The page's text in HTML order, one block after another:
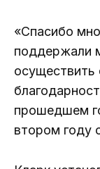
«Спасибо
поддержали
прошедшем
втором году